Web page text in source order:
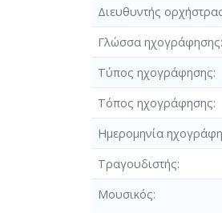
Διευθυντής
Γλώσσα ηχογράφησης
Τύπος ηχογράφησης
Τόπος ηχογράφησης
Ημερομηνία
Τραγουδιστής
Μουσικός